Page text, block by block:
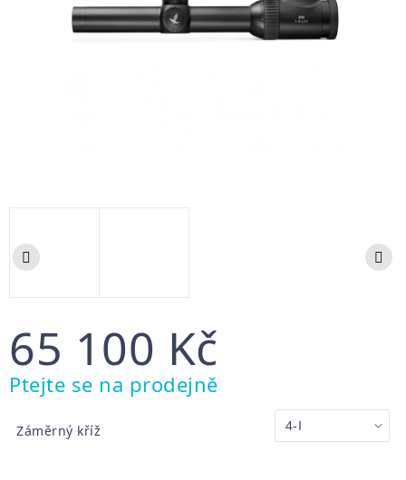
65 100 Kč
Měrná
cena:
Ptejte se na prodejně
Záměrný kříž